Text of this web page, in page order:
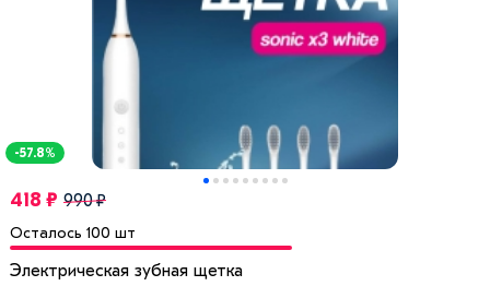
-57.8%
418 ₽ 990 ₽
Осталось 100 шт
Электрическая зубная щетка